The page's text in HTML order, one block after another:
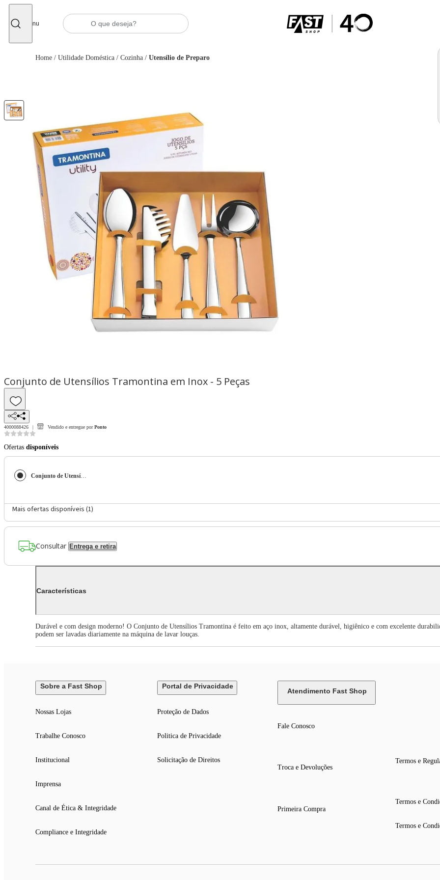
Menu
Home / Utilidade Doméstica / Cozinha / Utensílio de Preparo
Conjunto de Utensílios Tramontina em Inox - 5 Peças
4000088426 Vendido e entregue por Ponto
Ofertas disponíveis
Conjunto de Utensílios Tramontina em Inox - 5 Peças
Mais ofertas disponíveis (1)
Consultar Entrega e retira
Características
Durável e com design moderno! O Conjunto de Utensílios Tramontina é feito em aço inox, altamente durável, higiênico e com excelente
podem ser lavadas diariamente na máquina de lavar louças.
Sobre a Fast Shop
Nossas Lojas
Trabalhe Conosco
Institucional
Imprensa
Canal de Ética & Integridade
Compliance e Integridade
Portal de Privacidade
Proteção de Dados
Politica de Privacidade
Solicitação de Direitos
Atendimento Fast Shop
Fale Conosco
Troca e Devoluções
Primeira Compra
Termos e
Termos e
Termos e